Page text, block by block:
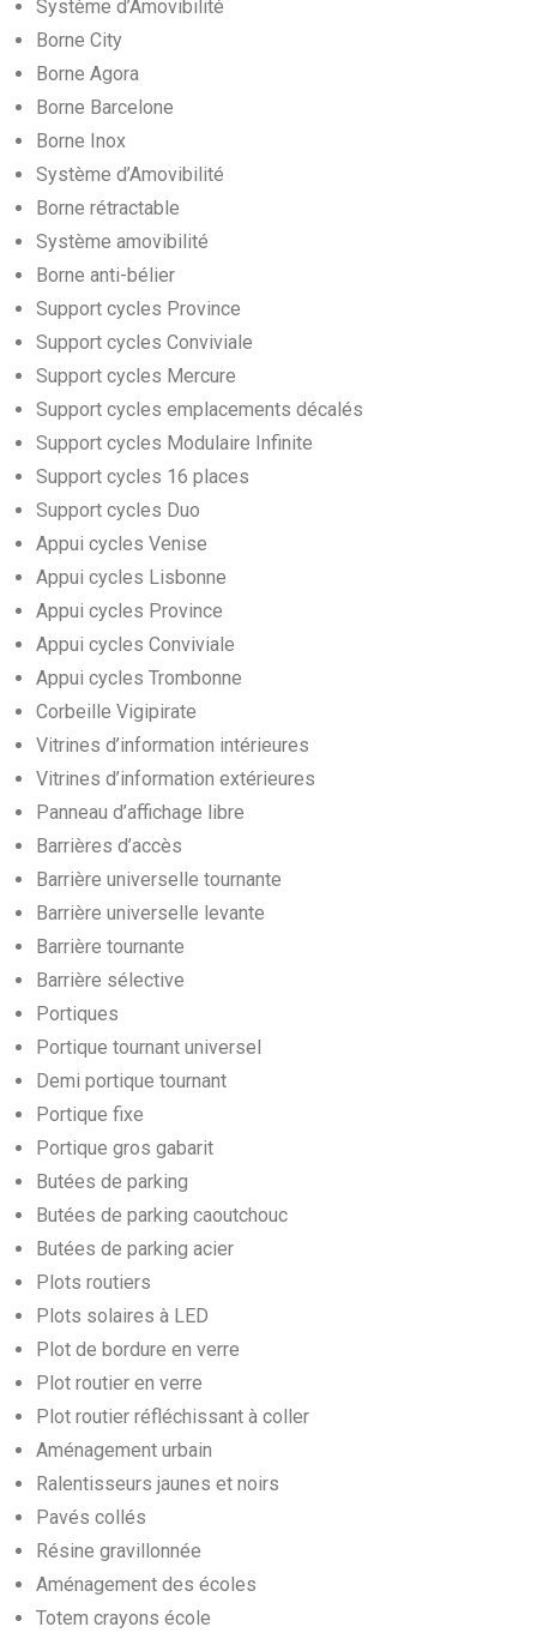
Système d’Amovibilité
Borne City
Borne Agora
Borne Barcelone
Borne Inox
Système d’Amovibilité
Borne rétractable
Système amovibilité
Borne anti-bélier
Support cycles Province
Support cycles Conviviale
Support cycles Mercure
Support cycles emplacements décalés
Support cycles Modulaire Infinite
Support cycles 16 places
Support cycles Duo
Appui cycles Venise
Appui cycles Lisbonne
Appui cycles Province
Appui cycles Conviviale
Appui cycles Trombonne
Corbeille Vigipirate
Vitrines d’information intérieures
Vitrines d’information extérieures
Panneau d’affichage libre
Barrières d’accès
Barrière universelle tournante
Barrière universelle levante
Barrière tournante
Barrière sélective
Portiques
Portique tournant universel
Demi portique tournant
Portique fixe
Portique gros gabarit
Butées de parking
Butées de parking caoutchouc
Butées de parking acier
Plots routiers
Plots solaires à LED
Plot de bordure en verre
Plot routier en verre
Plot routier réfléchissant à coller
Aménagement urbain
Ralentisseurs jaunes et noirs
Pavés collés
Résine gravillonnée
Aménagement des écoles
Totem crayons école